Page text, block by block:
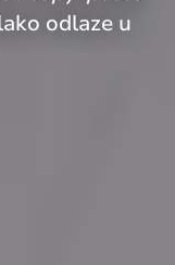
odlaze u